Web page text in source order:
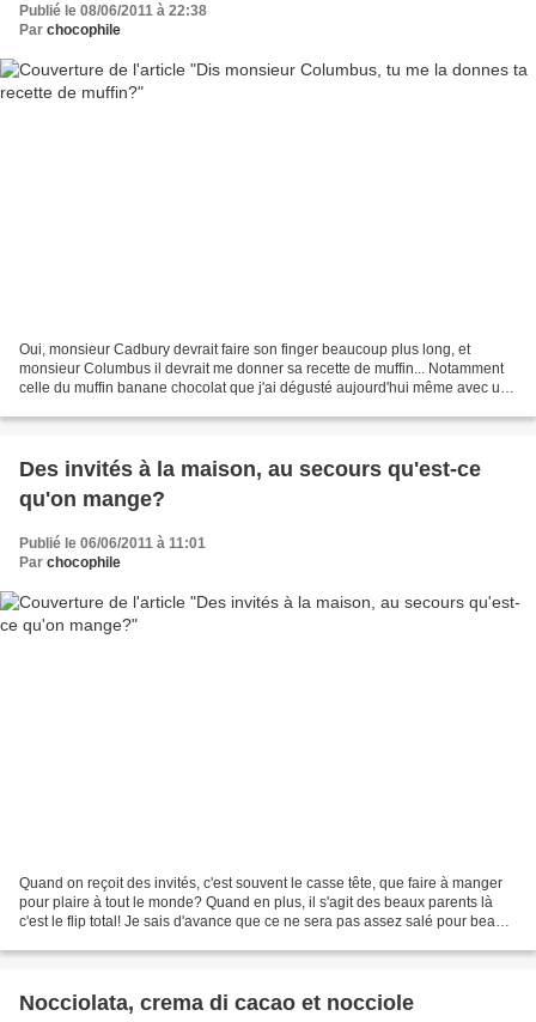
Publié le 08/06/2011 à 22:38
Par chocophile
Oui, monsieur Cadbury devrait faire son finger beaucoup plus long, et
monsieur Columbus il devrait me donner sa recette de muffin... Notamment
celle du muffin banane chocolat que j'ai dégusté aujourd'hui même avec un
Des invités à la maison, au secours qu'est-ce
qu'on mange?
Publié le 06/06/2011 à 11:01
Par chocophile
Quand on reçoit des invités, c'est souvent le casse tête, que faire à manger
pour plaire à tout le monde? Quand en plus, il s'agit des beaux parents là
c'est le flip total! Je sais d'avance que ce ne sera pas assez salé pour beau
Nocciolata, crema di cacao et nocciole